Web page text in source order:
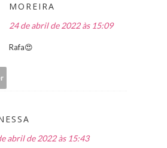
MOREIRA
24 de abril de 2022 às 15:09
Rafa😍
abril de 2022 às 15:43